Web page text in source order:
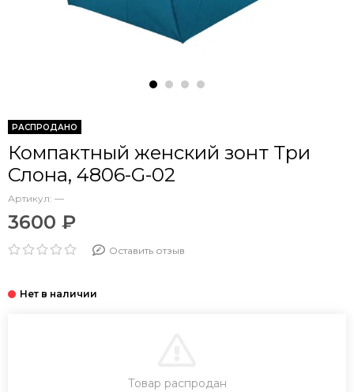
РАСПРОДАНО
Компактный женский зонт Три
Слона, 4806-G-02
Артикул: —
3600 ₽
Оставить отзыв
Товар распродан